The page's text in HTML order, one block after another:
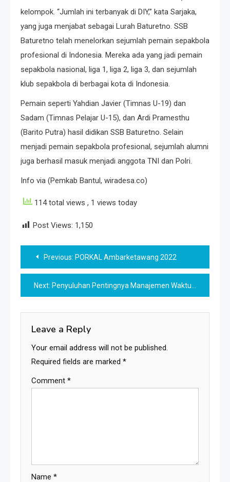
kelompok. “Jumlah ini terbanyak di DIY,” kata Sarjaka,
yang juga menjabat sebagai Lurah Baturetno. SSB
Baturetno telah menelorkan sejumlah pemain sepakbola
profesional di Indonesia. Mereka ada yang jadi pemain
sepakbola nasional, liga 1, liga 2, liga 3, dan sejumlah
klub sepakbola di berbagai kota di Indonesia.
Pemain seperti Yahdian Javier (Timnas U-19) dan
Sadam (Timnas Pelajar U-15), dan Ardi Pramesthu
(Barito Putra) hasil didikan SSB Baturetno. Selain
menjadi pemain sepakbola profesional, sejumlah alumni
juga berhasil masuk menjadi anggota TNI dan Polri.
Info via (Pemkab Bantul, wiradesa.co)
114 total views , 1 views today
Post Views: 1,150
Post
navigation
Previous: PORKAL Ambarketawang 2022
Next: Penyuluhan Pentingnya Manajemen Waktu Bagi Ibu PKK
Leave a Reply
Your email address will not be published.
Required fields are marked *
Comment *
Name *